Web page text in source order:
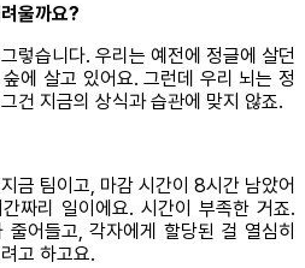
울까요?
렇습니다. 우리는 예전에 정글에 살던
에 살고 있어요. 그런데 우리 뇌는 정
건 지금의 상식과 습관에 맞지 않죠.
금 팀이고, 마감 시간이 8시간 남았어
짜리 일이에요. 시간이 부족한 거죠.
어들고, 각자에게 할당된 걸 열심히
고 하고요.